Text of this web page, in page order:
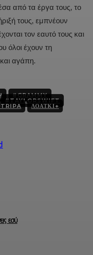
από τα έργα τους, το
τους, εμπνέουν
τον εαυτό τους και
όλοι έχουν τη
αγάπη.
#GRAMMY
#TAYLORSWIFT
ΛΟΑΤΚΙ+
εσύ